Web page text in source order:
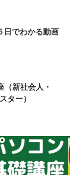
日でわかる動画
新社会人・
ター）